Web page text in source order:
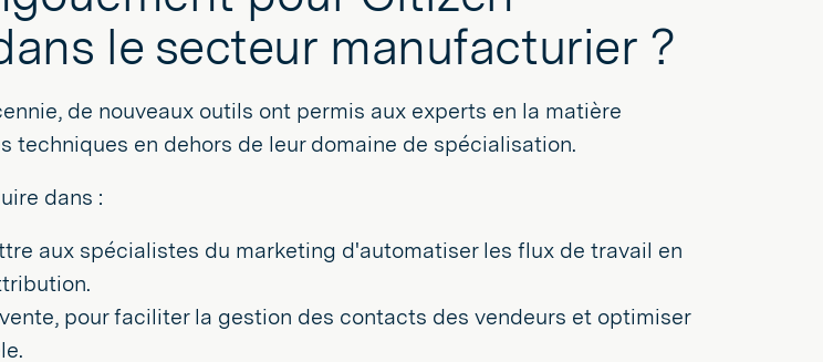
le secteur manufacturier ?
de nouveaux outils ont permis aux experts en la matière
techniques en dehors de leur domaine de spécialisation.
dans :
aux spécialistes du marketing d'automatiser les flux de travail en
pour faciliter la gestion des contacts des vendeurs et optimiser